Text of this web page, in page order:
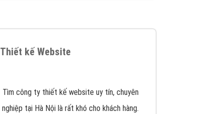
Thiết kế Website
Tìm công ty thiết kế website uy tín, chuyên
nghiệp tại Hà Nội là rất khó cho khách hàng.